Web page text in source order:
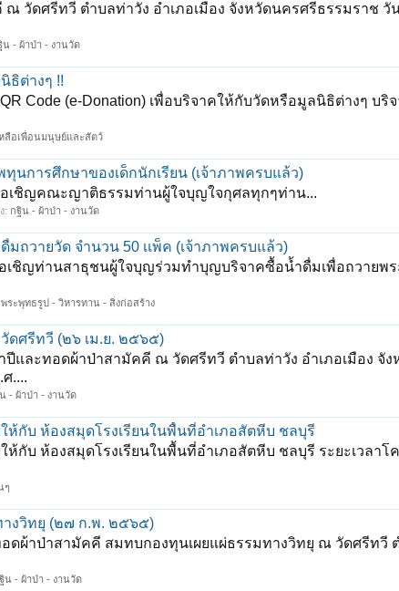
วัดศรีทวี ตำบลท่าวัง อำเภอเมือง จังหวัดนครศรีธรรมราช
น - ผ้าป่า - งานวัด
ธิต่างๆ !!
Code (e-Donation) เพื่อบริจาคให้กับวัดหรือมูลนิธิต่างๆ บริจ
ลือเพื่อนมนุษย์และสัตว์
นการศึกษาของเด็กนักเรียน (เจ้าภาพครบแล้ว)
อเชิญคณะญาติธรรมท่านผู้ใจบุญใจกุศลทุกๆท่าน...
: กฐิน - ผ้าป่า - งานวัด
ถวายวัด จำนวน 50 เเพ็ค (เจ้าภาพครบแล้ว)
ชิญท่านสาธุชนผู้ใจบุญร่วมทำบุญบริจาคซื้อน้ำดื่มเพื่อถวายพร
พระพุทธรูป - วิหารทาน - สิ่งก่อสร้าง
ศรีทวี (๒๖ เม.ย. ๒๕๖๕)
และทอดผ้าป่าสามัคคี ณ วัดศรีทวี ตำบลท่าวัง อำเภอเมือง จัง
....
- ผ้าป่า - งานวัด
กับ ห้องสมุดโรงเรียนในพื้นที่อำเภอสัตหีบ ชลบุรี
กับ ห้องสมุดโรงเรียนในพื้นที่อำเภอสัตหีบ ชลบุรี ระยะเวลาโ
ๆ
งวิทยุ (๒๗ ก.พ. ๒๕๖๕)
ผ้าป่าสามัคคี สมทบกองทุนเผยแผ่ธรรมทางวิทยุ ณ วัดศรีทวี
น - ผ้าป่า - งานวัด